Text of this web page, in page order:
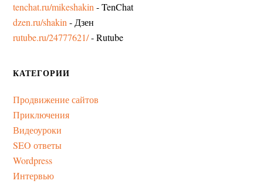
tenchat.ru/mikeshakin - TenChat
dzen.ru/shakin - Дзен
rutube.ru/24777621/- Rutube
КАТЕГОРИИ
Продвижение сайтов
Приключения
Видеоуроки
SEO ответы
Wordpress
Интервью